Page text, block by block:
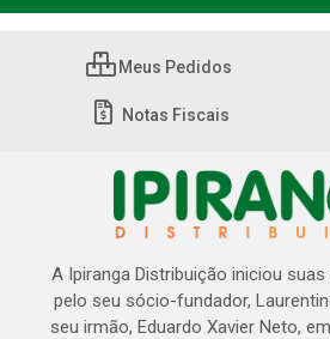
Meus Pedidos
Notas Fiscais
A Ipiranga Distribuição iniciou
pelo seu sócio-fundador,
seu irmão, Eduardo Xavier Neto,